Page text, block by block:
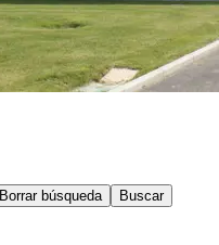
Borrar búsqueda Buscar